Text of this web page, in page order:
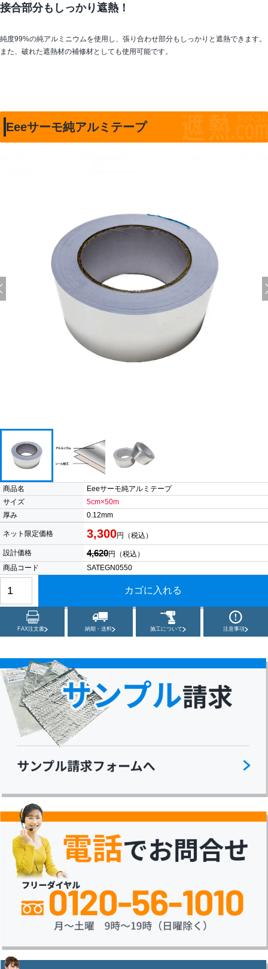
接合部分もしっかり遮熱！
純度99%の純アルミニウムを使用し、張り合わせ部分もしっかりと遮熱できます。
また、破れた遮熱材の補修材としても使用可能です。
Eeeサーモ純アルミテープ
商品名
Eeeサーモ純アルミテープ
サイズ
5cm×50m
厚み
0.12mm
ネット限定価格 3,300円（税込）
設計価格 4,620円（税込）
商品コード
SATEGN0550
FAX注文書 納期・送料 施工について 注意事項